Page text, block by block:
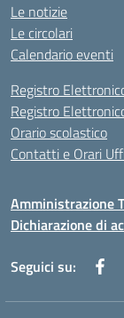
Le notizie
Le circolari
Calendario eventi
Registro
Registro
Orario scolastico
Contatti e Orari
Amministrazione
Dichiarazione di
Seguici su: